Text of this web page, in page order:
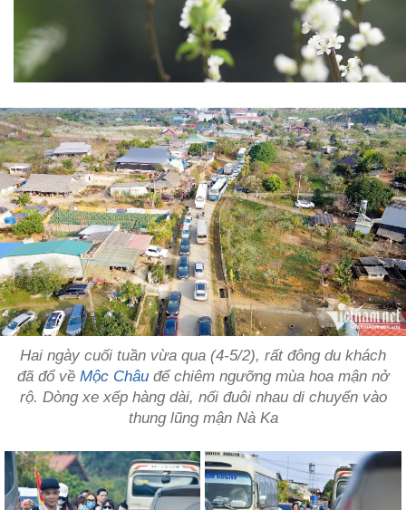
Hai ngày cuối tuần vừa qua (4-5/2), rất đông du khách
đã đổ về Mộc Châu để chiêm ngưỡng mùa hoa mận nở
rộ. Dòng xe xếp hàng dài, nối đuôi nhau di chuyển vào
thung lũng mận Nà Ka